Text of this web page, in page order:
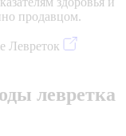
продавцом.
Левреток
левретка